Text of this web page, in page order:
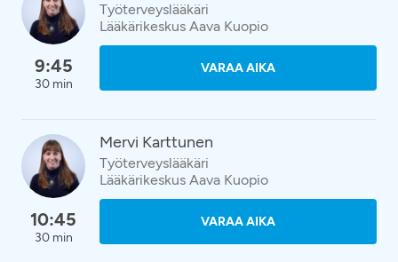
9:45
30 min
Työterveyslääkäri
Lääkärikeskus Aava Kuopio
VARAA AIKA
10:45
30 min
Mervi Karttunen
Työterveyslääkäri
Lääkärikeskus Aava Kuopio
VARAA AIKA